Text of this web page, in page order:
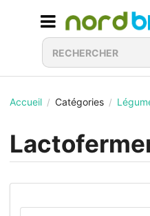
Accueil / Catégories /